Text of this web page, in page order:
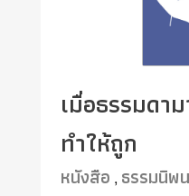
เมื่อธรรมดา
ทำให้ถูก
หนังสือ , ธรรมนิพ